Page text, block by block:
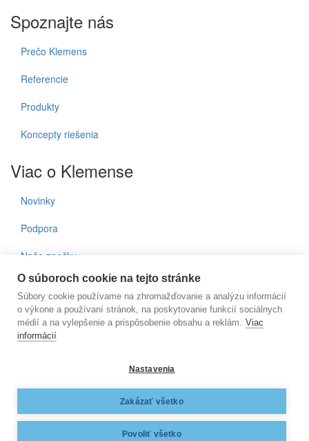
Spoznajte nás
Prečo Klemens
Referencie
Produkty
Koncepty riešenia
Viac o Klemense
Novinky
Podpora
Naše značky
Kontakty
Prihlásenie do noviniek
E-mail
KLEMENS, s.r.o., Nižnianska 6572/2, 080 06 Ľubotice, e-
klemens@klemens.sk, mobil: +42 (1) 917 350 013
MARLOW DESIGN
O súboroch cookie na tejto stránke
Súbory cookie používame na zhromažďovanie a analýzu informácií
o výkone a používaní stránok, na poskytovanie funkcií sociálnych
médií a na vylepšenie a prispôsobenie obsahu a reklám. Viac
informácií
Nastavenia
Zakázať všetko
Povoliť všetko